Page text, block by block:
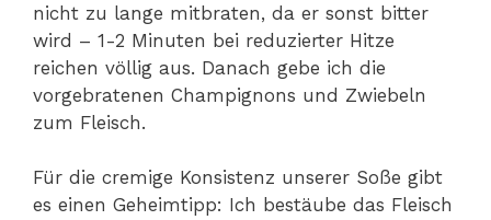
nicht zu lange mitbraten, da er sonst bitter
wird – 1-2 Minuten bei reduzierter Hitze
reichen völlig aus. Danach gebe ich die
vorgebratenen Champignons und Zwiebeln
zum Fleisch.
Für die cremige Konsistenz unserer Soße gibt
es einen Geheimtipp: Ich bestäube das Fleisch